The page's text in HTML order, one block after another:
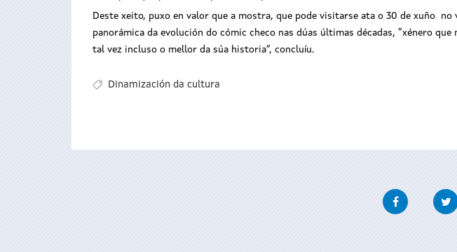
Deste xeito, puxo en valor que a mostra, que pode visitarse ata o 30 de xuño
panorámica da evolución do cómic checo nas dúas últimas décadas, “xénero
tal vez incluso o mellor da súa historia”, concluíu.
Dinamización da cultura
Facebook